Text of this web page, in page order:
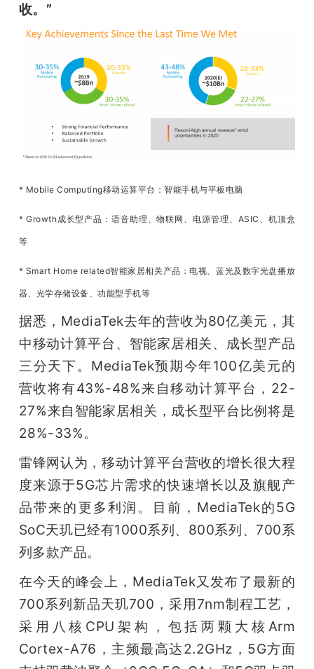
收。”
* Mobile Computing移动运算平台：智能手机与平板电脑
* Growth成长型产品：语音助理、物联网、电源管理、ASIC、机顶盒
等
* Smart Home related智能家居相关产品：电视、蓝光及数字光盘播放
器、光学存储设备、功能型手机等
据悉，MediaTek去年的营收为80亿美元，其
中移动计算平台、智能家居相关、成长型产品
三分天下。MediaTek预期今年100亿美元的
营收将有43%-48%来自移动计算平台，22-
27%来自智能家居相关，成长型平台比例将是
28%-33%。
雷锋网认为，移动计算平台营收的增长很大程
度来源于5G芯片需求的快速增长以及旗舰产
品带来的更多利润。目前，MediaTek的5G
SoC天玑已经有1000系列、800系列、700系
列多款产品。
在今天的峰会上，MediaTek又发布了最新的
700系列新品天玑700，采用7nm制程工艺，
采用八核CPU架构，包括两颗大核Arm
Cortex-A76，主频最高达2.2GHz，5G方面